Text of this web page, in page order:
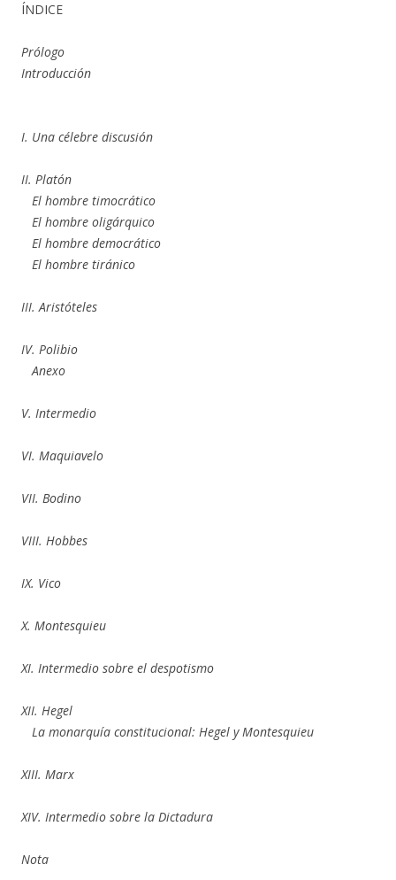
ÍNDICE
Prólogo
Introducción
I. Una célebre discusión
II. Platón
El hombre timocrático
El hombre oligárquico
El hombre democrático
El hombre tiránico
III. Aristóteles
IV. Polibio
Anexo
V. Intermedio
VI. Maquiavelo
VII. Bodino
VIII. Hobbes
IX. Vico
X. Montesquieu
XI. Intermedio sobre el despotismo
XII. Hegel
La monarquía constitucional: Hegel y Montesquieu
XIII. Marx
XIV. Intermedio sobre la Dictadura
Nota